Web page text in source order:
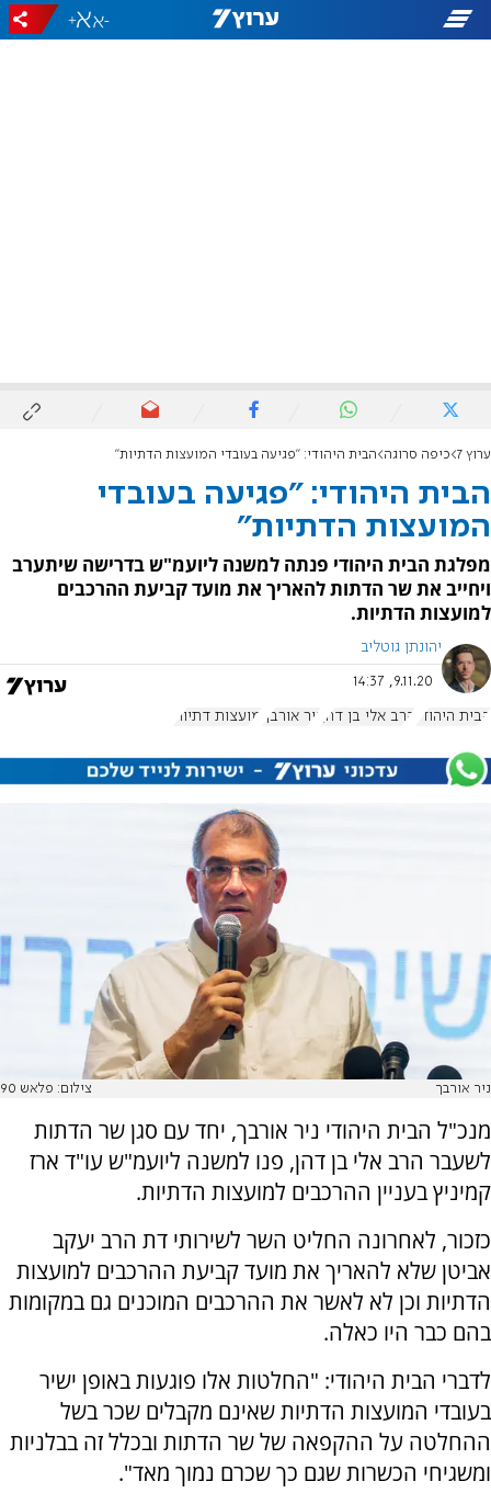
-
+
ערוץ 7 כיפה סרוגה הבית היהודי: "פגיעה בעובדי המועצות הדתיות"
הבית היהודי: "פגיעה בעובדי
המועצות הדתיות"
מפלגת הבית היהודי פנתה למשנה ליועמ"ש בדרישה שיתערב
ויחייב את שר הדתות להאריך את מועד קביעת ההרכבים
למועצות הדתיות.
יהונתן גוטליב
9.11.20, 14:37
הבית היהודי הרב אלי בן דהן ניר אורבך מועצות דתיות
ניר אורבך צילום: פלאש 90
מנכ"ל הבית היהודי ניר אורבך, יחד עם סגן שר הדתות
לשעבר הרב אלי בן דהן, פנו למשנה ליועמ"ש עו"ד ארז
קמיניץ בעניין ההרכבים למועצות הדתיות.
כזכור, לאחרונה החליט השר לשירותי דת הרב יעקב
אביטן שלא להאריך את מועד קביעת ההרכבים למועצות
הדתיות וכן לא לאשר את ההרכבים המוכנים גם במקומות
בהם כבר היו כאלה.
לדברי הבית היהודי: "החלטות אלו פוגעות באופן ישיר
בעובדי המועצות הדתיות שאינם מקבלים שכר בשל
ההחלטה על ההקפאה של שר הדתות ובכלל זה בבלניות
ומשגיחי הכשרות שגם כך שכרם נמוך מאד".